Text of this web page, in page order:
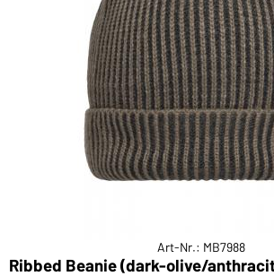
Art-Nr.: MB7988
Ribbed Beanie (dark-olive/